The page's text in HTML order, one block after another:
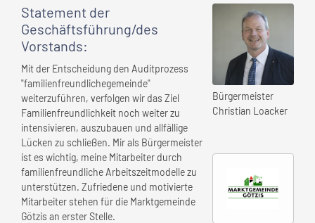
Statement der
Geschäftsführung/des
Vorstands:
Mit der Entscheidung den Auditprozess
"familienfreundlichegemeinde"
weiterzuführen, verfolgen wir das Ziel
Familienfreundlichkeit noch weiter zu
intensivieren, auszubauen und allfällige
Lücken zu schließen. Mir als Bürgermeister
ist es wichtig, meine Mitarbeiter durch
familienfreundliche Arbeitszeitmodelle zu
unterstützen. Zufriedene und motivierte
Mitarbeiter stehen für die Marktgemeinde
Götzis an erster Stelle.
Bürgermeister
Christian Loacker